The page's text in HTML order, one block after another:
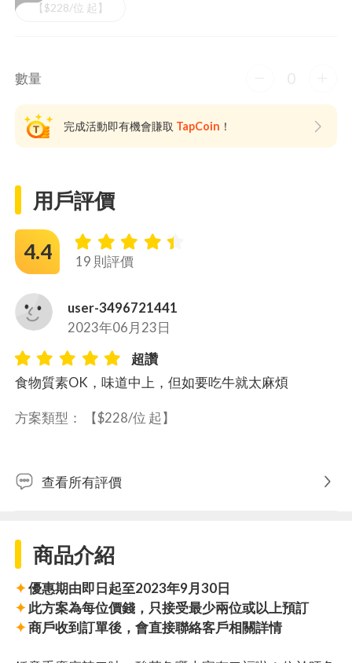
【$228/位 起】
數量 0
完成活動即有機會賺取 TapCoin ！
用戶評價
4.4 19 則評價
user-3496721441
2023年06月23日
超讚
食物質素OK，味道中上，但如要吃牛就太麻煩
方案類型： 【$228/位 起】
查看所有評價
商品介紹
✦優惠期由即日起至2023年9月30日
✦此方案為每位價錢，只接受最少兩位或以上預訂
✦商戶收到訂單後，會直接聯絡客戶相關詳情